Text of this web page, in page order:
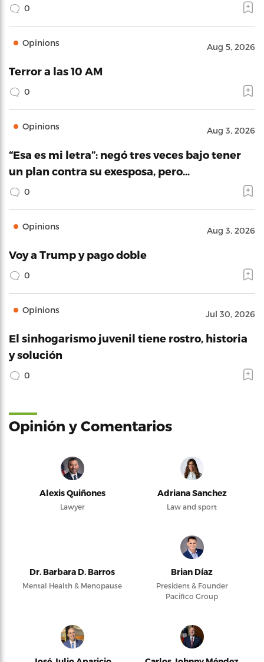
0
Opinions Aug 5, 2026
Terror a las 10 AM
0
Opinions Aug 3, 2026
“Esa es mi letra”: negó tres veces bajo tener
un plan contra su exesposa, pero…
0
Opinions Aug 3, 2026
Voy a Trump y pago doble
0
Opinions Jul 30, 2026
El sinhogarismo juvenil tiene rostro, historia
y solución
0
Opinión y Comentarios
Alexis Quiñones
Lawyer
Adriana Sanchez
Law and sport
Dr. Barbara D. Barros
Mental Health & Menopause
Brian Díaz
President & Founder
Pacifico Group